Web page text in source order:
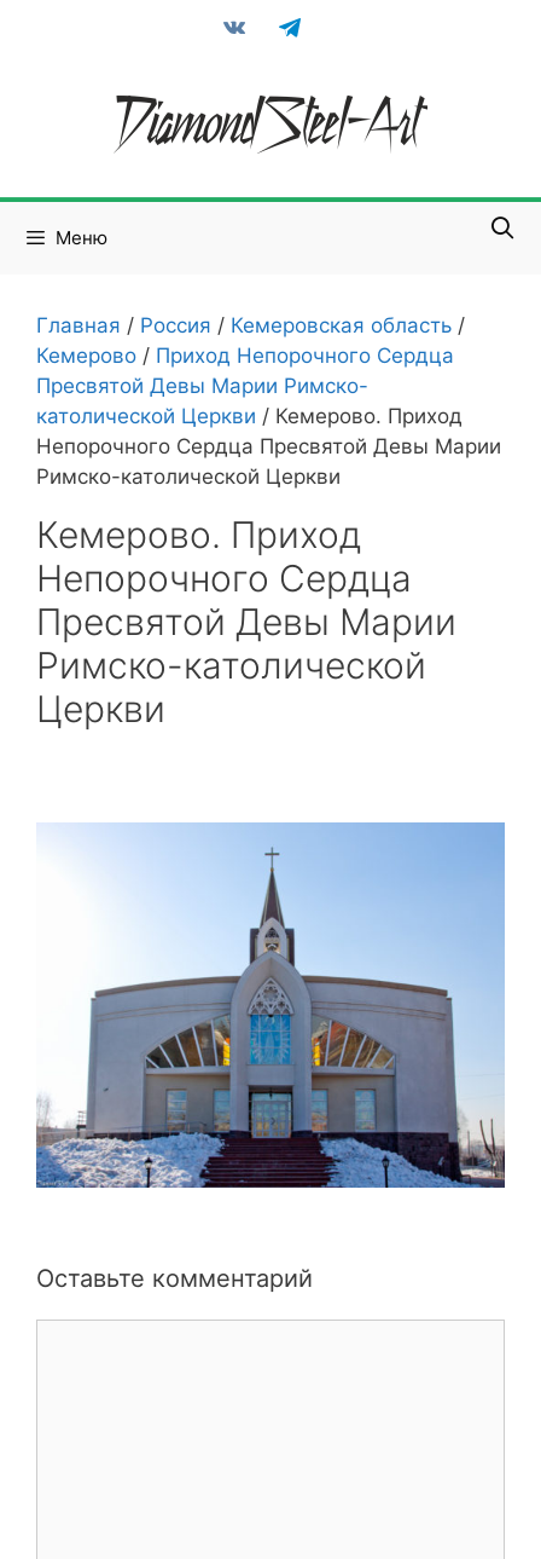
vkontaktetelegram
Меню
Главная / Россия / Кемеровская область /
Кемерово / Приход Непорочного Сердца
Пресвятой Девы Марии Римско-
католической Церкви / Кемерово. Приход
Непорочного Сердца Пресвятой Девы Марии
Римско-католической Церкви
Кемерово. Приход
Непорочного Сердца
Пресвятой Девы Марии
Римско-католической
Церкви
Оставьте комментарий